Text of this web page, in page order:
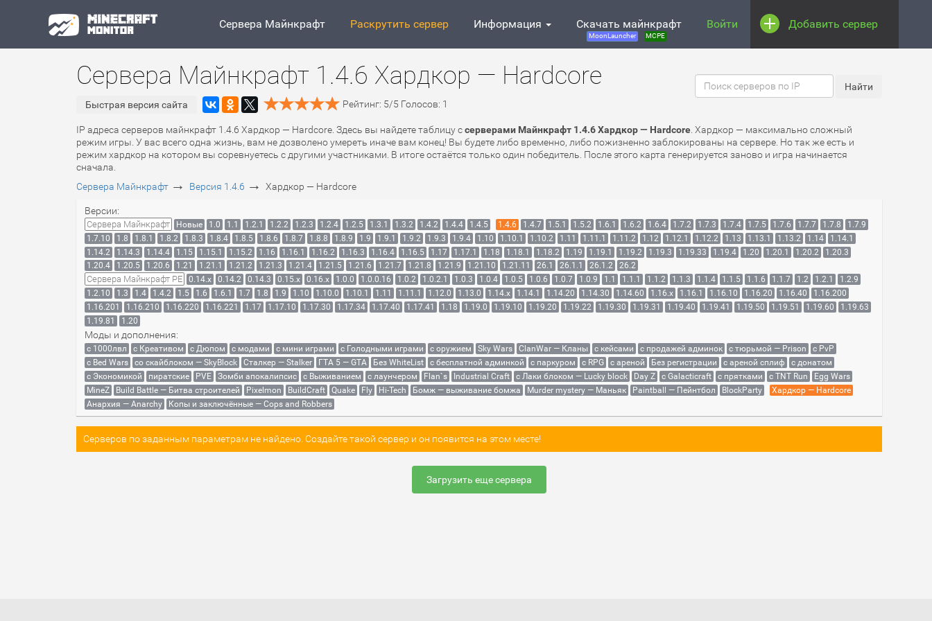
Сервера Майнкрафт Раскрутить сервер Информация Скачать майнкрафт
MoonLauncher MCPE
Войти Добавить сервер
Сервера Майнкрафт 1.4.6 Хардкор — Hardcore
Быстрая версия сайта Рейтинг: 5/5 Голосов: 1
IP адреса серверов майнкрафт 1.4.6 Хардкор — Hardcore. Здесь вы найдете таблицу ссерверами Майнкрафт 1.4.6 Хардкор — Hardcore . Хардкор — максимально сложный
режим игры. У вас всего одна жизнь, вам не дозволено умереть иначе вам конец! Вы будете либо временно, либо пожизненно заблокированы на сервере. Но так же есть и
режим хардкор на котором вы соревнуетесь с другими участниками. В итоге остаётся только один победитель. После этого карта генерируется заново и игра начинается
сначала.
Сервера Майнкрафт → Версия 1.4.6 → Хардкор — Hardcore
Версии:
Сервера Майнкрафт Новые 1.0 1.1 1.2.1 1.2.2 1.2.3 1.2.4 1.2.5 1.3.1 1.3.2 1.4.2 1.4.4 1.4.5 1.4.6 1.4.7 1.5.1 1.5.2 1.6.1 1.6.2 1.6.4 1.7.2 1.7.3 1.7.4 1.7.5 1.7.6 1.7.7 1.7.8
1.7.9
1.7.10
1.8 1.8.1 1.8.2 1.8.3 1.8.4 1.8.5 1.8.6 1.8.7 1.8.8 1.8.9 1.9 1.9.1 1.9.2 1.9.3 1.9.4 1.10 1.10.1 1.10.2 1.11 1.11.1 1.11.2 1.12 1.12.1 1.12.2 1.13 1.13.1 1.13.2 1.14
1.14.1
1.14.2
1.14.3 1.14.4 1.15 1.15.1 1.15.2 1.16 1.16.1 1.16.2 1.16.3 1.16.4 1.16.5 1.17 1.17.1 1.18 1.18.1 1.18.2 1.19 1.19.1 1.19.2 1.19.3 1.19.33 1.19.4 1.20 1.20.1 1.20.2
1.20.3
1.20.4
1.20.5 1.20.6 1.21 1.21.1 1.21.2 1.21.3 1.21.4 1.21.5 1.21.6 1.21.7 1.21.8 1.21.9 1.21.10 1.21.11 26.1 26.1.1 26.1.2 26.2
Сервера Майнкрафт PE 0.14.x 0.14.2 0.14.3 0.15.x 0.16.x 1.0.0 1.0.0.16 1.0.2 1.0.2.1 1.0.3 1.0.4 1.0.5 1.0.6 1.0.7 1.0.9 1.1 1.1.1 1.1.2 1.1.3 1.1.4 1.1.5 1.1.6 1.1.7 1.2 1.2.1
1.2.9
1.2.10
1.3 1.4 1.4.2 1.5 1.6 1.6.1 1.7 1.8 1.9 1.10 1.10.0 1.10.1 1.11 1.11.1 1.12.0 1.13.0 1.14.x 1.14.1 1.14.20 1.14.30 1.14.60 1.16.x 1.16.1 1.16.10 1.16.20 1.16.40
1.16.200
1.16.201
1.16.210 1.16.220 1.16.221 1.17 1.17.10 1.17.30 1.17.34 1.17.40 1.17.41 1.18 1.19.0 1.19.10 1.19.20 1.19.22 1.19.30 1.19.31 1.19.40 1.19.41 1.19.50 1.19.51 1.19.60
1.19.63
1.19.81
1.20
Моды и дополнения:
с 1000лвл c Креативом с Дюпом с модами с мини играми с Голодными играми с оружием Sky Wars ClanWar — Кланы с кейсами с продажей админок с тюрьмой — Prison
с PvP
с Bed Wars
со скайблоком — SkyBlock Сталкер — Stalker ГТА 5 — GTA Без WhiteList с бесплатной админкой с паркуром с RPG с ареной Без регистрации с ареной сплиф
с донатом
с Экономикой
пиратские PVE Зомби апокалипсис с Выживанием с лаунчером Flan`s Industrial Craft с Лаки блоком — Lucky block Day Z с Galacticraft с прятками с TNT Run
Egg Wars
MineZ
Build Battle — Битва строителей Pixelmon BuildCraft Quake Fly Hi-Tech Бомж — выживание бомжа Murder mystery — Маньяк Paintball — Пейнтбол BlockParty
Хардкор — Hardcore
Анархия — Anarchy
Копы и заключённые — Cops and Robbers
Серверов по заданным параметрам не найдено. Создайте такой сервер и он появится на этом месте!
Загрузить еще сервера